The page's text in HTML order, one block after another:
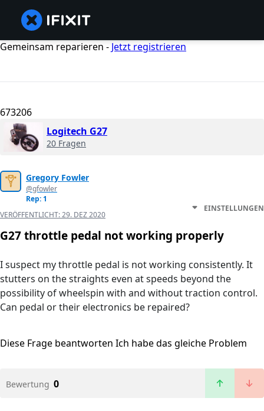
Gemeinsam reparieren - Jetzt registrieren
673206
Logitech G27
20 Fragen
Gregory Fowler
@gfowler
Rep: 1
VERÖFFENTLICHT:29. DEZ 2020
EINSTELLUNGEN
G27 throttle pedal not working properly
I suspect my throttle pedal is not working consistently. It
stutters on the straights even at speeds beyond the
possibility of wheelspin with and without traction control.
Can pedal or their electronics be repaired?
Diese Frage beantworten Ich habe das gleiche Problem
Bewertung 0